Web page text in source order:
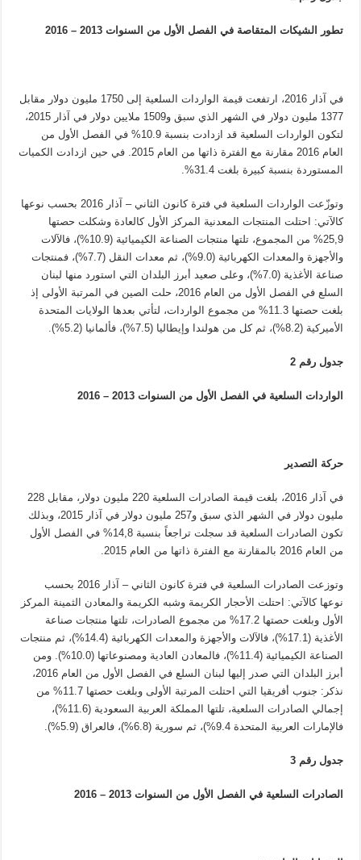
تطور الشيكات المتقاصة في الفصل الأول من السنوات 2013 – 2016
في آذار 2016، ارتفعت قيمة الواردات السلعية إلى 1750 مليون دولار مقابل
1377 مليون دولار في الشهر الذي سبق و1509 ملايين دولار في آذار 2015،
لتكون الواردات السلعية قد ازدادت بنسبة 10.9% في الفصل الأول من
العام 2016 مقارنة مع الفترة ذاتها من العام 2015. في حين ازدادت الكميات
المستوردة بنسبة كبيرة بلغت 31.4%.
وتوزّعت الواردات السلعية في فترة كانون الثاني – آذار 2016 بحسب نوعها
كالآتي: احتلت المنتجات المعدنية المركز الأول كالعادة وشكلت حصتها
25,9% من المجموع، تلتها منتجات الصناعة الكيميائية (10.9%)، فالآلات
والأجهزة والمعدات الكهربائية (9.0%)، ثم معدات النقل (7.7%)، فمنتجات
صناعة الأغذية (7.0%)، وعلى صعيد أبرز البلدان التي استورد منها لبنان
السلع في الفصل الأول من العام 2016، حلت الصين في المرتبة الأولى إذ
بلغت حصتها 11.3% من مجموع الواردات، لتأتي بعدها الولايات المتحدة
الأميركية (8.2%)، ثم كل من هولندا وإيطاليا (7.5%)، فألمانيا (5.2%).
جدول رقم 2
الواردات السلعية في الفصل الأول من السنوات 2013 – 2016
حركة التصدير
في آذار 2016، بلغت قيمة الصادرات السلعية 220 مليون دولار، مقابل 228
مليون دولار في الشهر الذي سبق و257 مليون دولار في آذار 2015، وبذلك
تكون الصادرات السلعية قد سجلت تراجعاً بنسبة 14,8% في الفصل الأول
من العام 2016 بالمقارنة مع الفترة ذاتها من العام 2015.
وتوزعت الصادرات السلعية في فترة كانون الثاني – آذار 2016 بحسب
نوعها كالآتي: احتلت الأحجار الكريمة وشبه الكريمة والمعادن الثمينة المركز
الأول وبلغت حصتها 17.2% من مجموع الصادرات، تلتها منتجات صناعة
الأغذية (17.1%)، فالآلات والأجهزة والمعدات الكهربائية (14.4%)، ثم منتجات
الصناعة الكيميائية (11.4%)، فالمعادن العادية ومصنوعاتها (10.0%). ومن
أبرز البلدان التي صدر إليها لبنان السلع في الفصل الأول من العام 2016،
نذكر: جنوب أفريقيا التي احتلت المرتبة الأولى وبلغت حصتها 11.7% من
إجمالي الصادرات السلعية، تلتها المملكة العربية السعودية (11.6%)،
فالإمارات العربية المتحدة 9.4%)، ثم سورية (6.8%)، فالعراق (5.9%).
جدول رقم 3
الصادرات السلعية في الفصل الأول من السنوات 2013 – 2016